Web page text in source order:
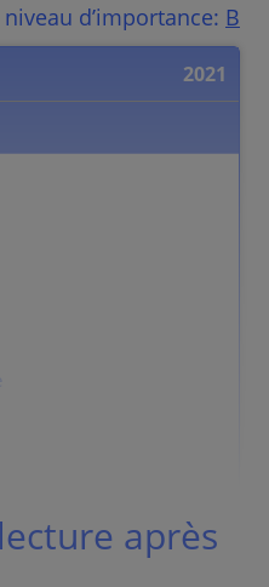
d’importance: B
2021
après